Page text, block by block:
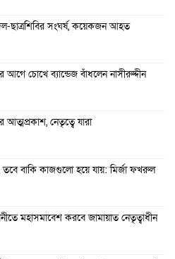
ছাত্রশিবির সংঘর্ষ, কয়েকজন আহত
আগে চোখে ব্যান্ডেজ বাঁধলেন নাসীরুদ্দীন
নেতৃত্বে যারা
তবে বাকি কাজগুলো হয়ে যায়: মির্জা ফখরুল
মহাসমাবেশ করবে জামায়াত নেতৃত্বাধীন